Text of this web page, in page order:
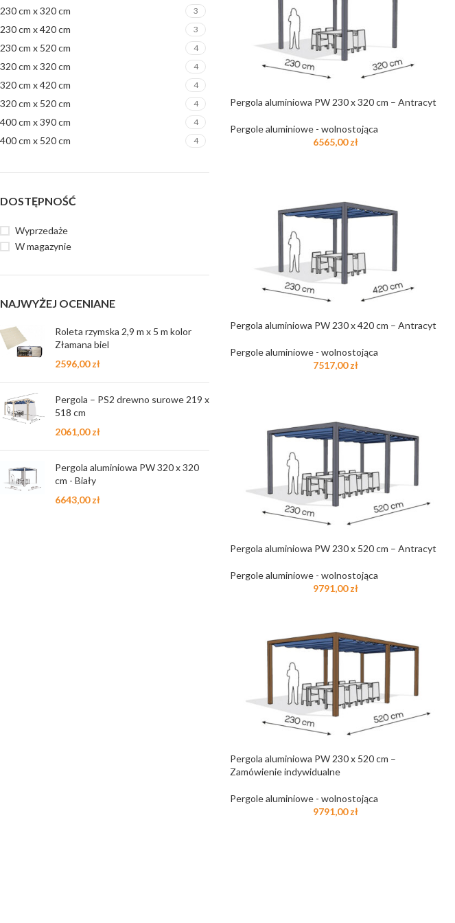
230 cm x 320 cm 3
230 cm x 420 cm 3
230 cm x 520 cm 4
320 cm x 320 cm 4
320 cm x 420 cm 4
320 cm x 520 cm 4
400 cm x 390 cm 4
400 cm x 520 cm 4
DOSTĘPNOŚĆ
Wyprzedaże
W magazynie
NAJWYŻEJ OCENIANE
Roleta rzymska 2,9 m x 5 m kolor
Złamana biel
2596,00zł
Pergola – PS2 drewno surowe 219 x
518 cm
2061,00zł
Pergola aluminiowa PW 320 x 320
cm - Biały
6643,00zł
Pergola aluminiowa PW 230 x 320 cm – Antracyt
Pergole aluminiowe - wolnostojąca
6565,00zł
Pergola aluminiowa PW 230 x 420 cm – Antracyt
Pergole aluminiowe - wolnostojąca
7517,00zł
Pergola aluminiowa PW 230 x 520 cm – Antracyt
Pergole aluminiowe - wolnostojąca
9791,00zł
Pergola aluminiowa PW 230 x 520 cm –
Zamówienie indywidualne
Pergole aluminiowe - wolnostojąca
9791,00zł